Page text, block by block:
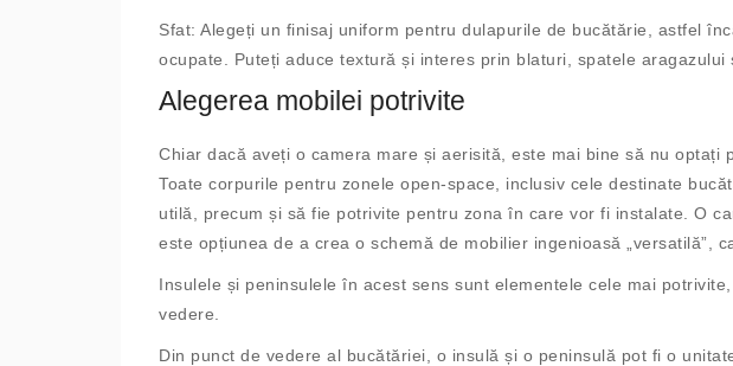
Sfat: Alegeți un finisaj uniform pentru dulapurile de bucătărie, astfel
ocupate. Puteți aduce textură și interes prin blaturi, spatele aragazului
Alegerea mobilei potrivite
Chiar dacă aveți o camera mare și aerisită, este mai bine să nu optați
Toate corpurile pentru zonele open-space, inclusiv cele destinate
utilă, precum și să fie potrivite pentru zona în care vor fi instalate. O
este opțiunea de a crea o schemă de mobilier ingenioasă „versatilă”,
Insulele și peninsulele în acest sens sunt elementele cele mai
vedere.
Din punct de vedere al bucătăriei, o insulă și o peninsulă pot fi o